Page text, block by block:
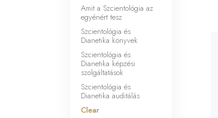
Amit a Szcientológia az
egyénért tesz
Szcientológia és
Dianetika könyvek
Szcientológia és
Dianetika képzési
szolgáltatások
Szcientológia és
Dianetika auditálás
Clear